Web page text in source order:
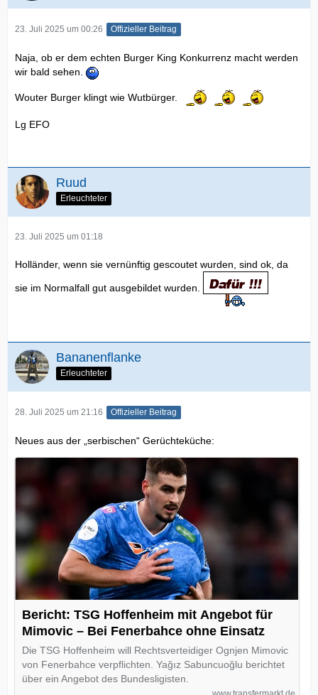
23. Juli 2025 um 00:26 Offizieller Beitrag
Naja, ob er dem echten Burger King Konkurrenz macht werden
wir bald sehen.
Wouter Burger klingt wie Wutbürger.
Lg EFO
Ruud
Erleuchteter
23. Juli 2025 um 01:18
Holländer, wenn sie vernünftig gescoutet wurden, sind ok, da
sie im Normalfall gut ausgebildet wurden.
Bananenflanke
Erleuchteter
28. Juli 2025 um 21:16 Offizieller Beitrag
Neues aus der „serbischen“ Gerüchteküche:
Bericht: TSG Hoffenheim mit Angebot für
Mimovic – Bei Fenerbahce ohne Einsatz
Die TSG Hoffenheim will Rechtsverteidiger Ognjen Mimovic
von Fenerbahce verpflichten. Yağız Sabuncuoğlu berichtet
über ein Angebot des Bundesligisten.